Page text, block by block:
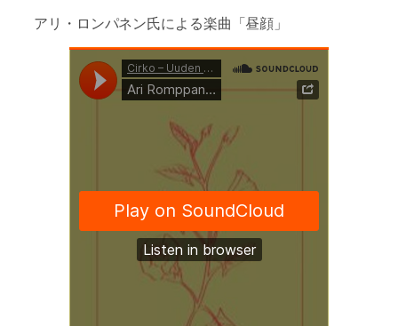
アリ・ロンパネン氏による楽曲「昼顔」